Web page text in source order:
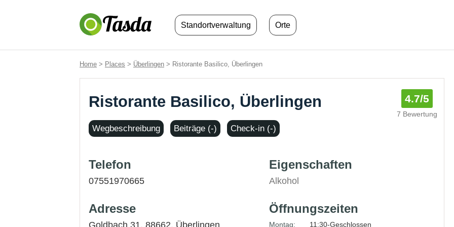
Standortverwaltung Orte
Home > Places > Überlingen > Ristorante Basilico, Überlingen
Ristorante Basilico, Überlingen 4.7/5
7 Bewertung
Wegbeschreibung Beiträge (-) Check-in (-)
Telefon
07551970665
Adresse
Goldbach 31, 88662, Überlingen
Eigenschaften
Alkohol
Öffnungszeiten
Montag:
11:30-Geschlossen